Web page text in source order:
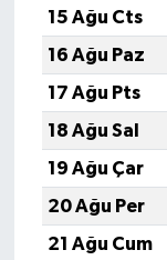
15 Ağu Cts
16 Ağu Paz
17 Ağu Pts
18 Ağu Sal
19 Ağu Çar
20 Ağu Per
21 Ağu Cum